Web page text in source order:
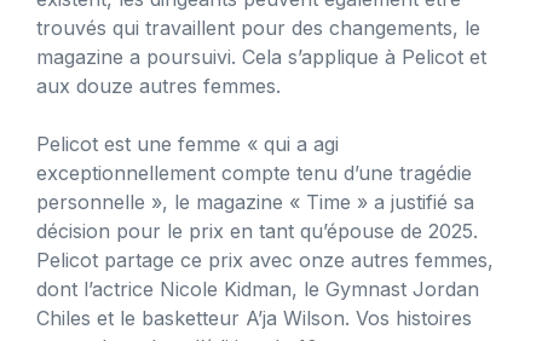
trouvés qui travaillent pour des changements, le
magazine a poursuivi. Cela s’applique à Pelicot et
aux douze autres femmes.
Pelicot est une femme « qui a agi
exceptionnellement compte tenu d’une tragédie
personnelle », le magazine « Time » a justifié sa
décision pour le prix en tant qu’épouse de 2025.
Pelicot partage ce prix avec onze autres femmes,
dont l’actrice Nicole Kidman, le Gymnast Jordan
Chiles et le basketteur A’ja Wilson. Vos histoires